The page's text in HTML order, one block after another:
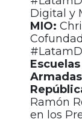
Digital y
MIO:
Ramón
en los